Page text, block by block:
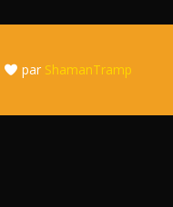
par ShamanTramp